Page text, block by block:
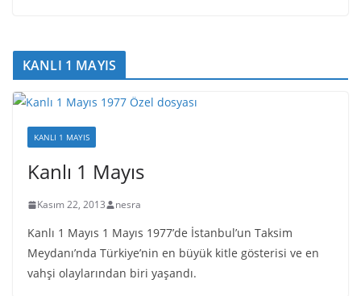
KANLI 1 MAYIS
KANLI 1 MAYIS
Kanlı 1 Mayıs
Kasım 22, 2013 nesra
Kanlı 1 Mayıs 1 Mayıs 1977’de İstanbul’un Taksim
Meydanı’nda Türkiye’nin en büyük kitle gösterisi ve en
vahşi olaylarından biri yaşandı.